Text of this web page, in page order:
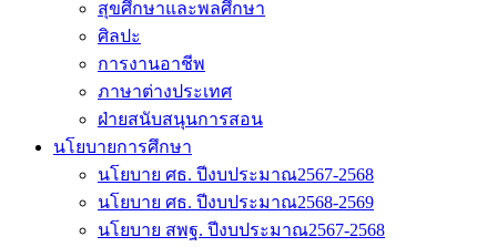
สุขศึกษาและพลศึกษา
ศิลปะ
การงานอาชีพ
ภาษาต่างประเทศ
ฝ่ายสนับสนุนการสอน
นโยบายการศึกษา
นโยบาย ศธ. ปีงบประมาณ2567-2568
นโยบาย ศธ. ปีงบประมาณ2568-2569
นโยบาย สพฐ. ปีงบประมาณ2567-2568